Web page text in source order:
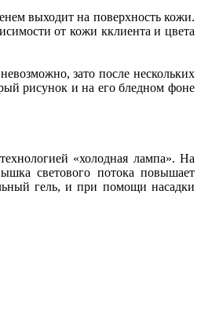
выходит на поверхность кожи.
от кожи кклиента и цвета
зато после нескольких
рисунок и на его бледном фоне
«холодная лампа». На
светового потока повышает
гель, и при помощи насадки